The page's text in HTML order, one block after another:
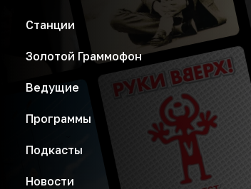
Станции
Золотой Граммофон
Ведущие
Программы
Подкасты
Новости